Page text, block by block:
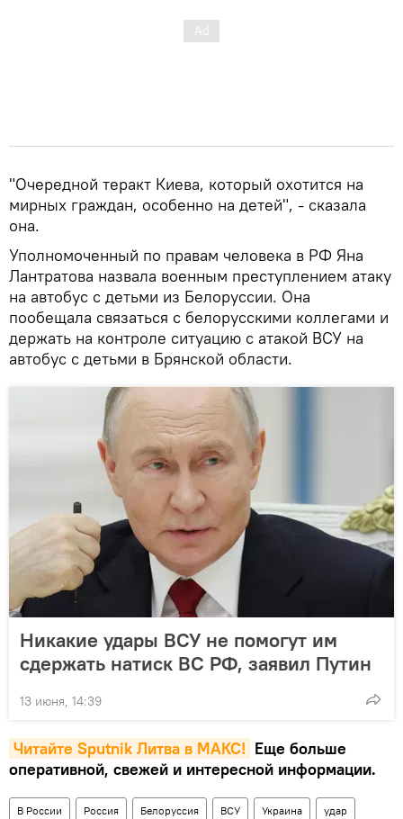
"Очередной теракт Киева, который охотится на
мирных граждан, особенно на детей", - сказала
она.
Уполномоченный по правам человека в РФ Яна
Лантратова назвала военным преступлением атаку
на автобус с детьми из Белоруссии. Она
пообещала связаться с белорусскими коллегами и
держать на контроле ситуацию с атакой ВСУ на
автобус с детьми в Брянской области.
Никакие удары ВСУ не помогут им
сдержать натиск ВС РФ, заявил Путин
13 июня, 14:39
Читайте Sputnik Литва в MAКС! Еще больше
оперативной, свежей и интересной информации.
В России Россия Белоруссия ВСУ Украина удар